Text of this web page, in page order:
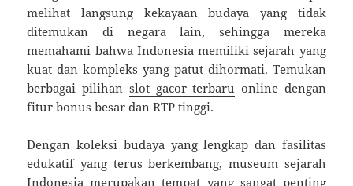
melihat langsung kekayaan budaya yang tidak
ditemukan di negara lain, sehingga mereka
memahami bahwa Indonesia memiliki sejarah yang
kuat dan kompleks yang patut dihormati. Temukan
berbagai pilihan slot gacor terbaru online dengan
fitur bonus besar dan RTP tinggi.
Dengan koleksi budaya yang lengkap dan fasilitas
edukatif yang terus berkembang, museum sejarah
Indonesia merupakan tempat yang sangat penting